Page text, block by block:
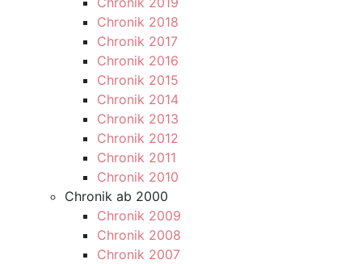
Chronik 2018
Chronik 2017
Chronik 2016
Chronik 2015
Chronik 2014
Chronik 2013
Chronik 2012
Chronik 2011
Chronik 2010
Chronik ab 2000
Chronik 2009
Chronik 2008
Chronik 2007